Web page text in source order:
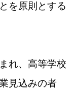
を原則とする
れ、高等学校
見込みの者